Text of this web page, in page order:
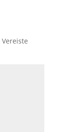
Vereiste